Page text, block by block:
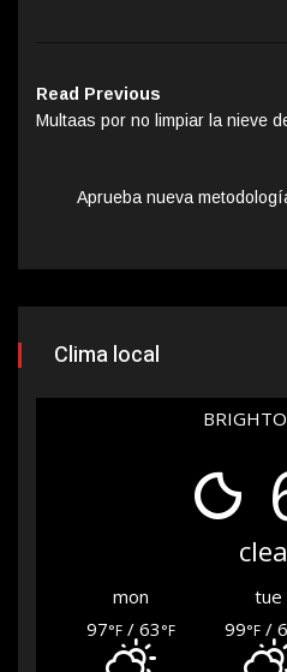
Read Previous
Multaas por no limpiar la nieve
Aprueba nueva
Clima local
mon tue
97°F / 63°F 99°F/